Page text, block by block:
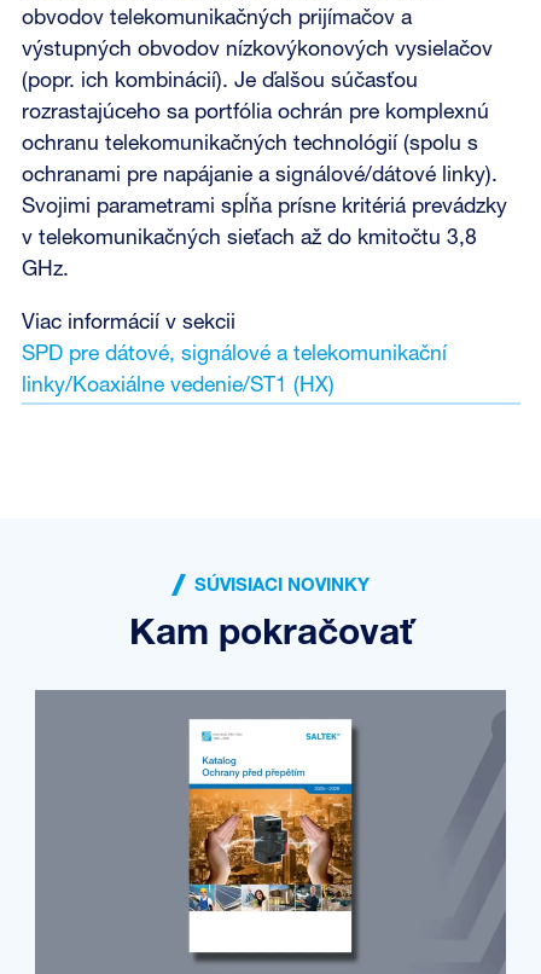
obvodov telekomunikačných prijímačov a
výstupných obvodov nízkovýkonových vysielačov
(popr. ich kombinácií). Je ďalšou súčasťou
rozrastajúceho sa portfólia ochrán pre komplexnú
ochranu telekomunikačných technológií (spolu s
ochranami pre napájanie a signálové/dátové linky).
Svojimi parametrami spĺňa prísne kritériá prevádzky
v telekomunikačných sieťach až do kmitočtu 3,8
GHz.
Viac informácií v sekcii
SPD pre dátové, signálové a telekomunikační
linky/Koaxiálne vedenie/ST1 (HX)
SÚVISIACI NOVINKY
Kam pokračovať